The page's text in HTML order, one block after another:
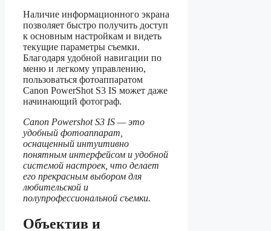
Наличие информационного экрана
позволяет быстро получить доступ
к основным настройкам и видеть
текущие параметры съемки.
Благодаря удобной навигации по
меню и легкому управлению,
пользоваться фотоаппаратом
Canon PowerShot S3 IS может даже
начинающий фотограф.
Canon Powershot S3 IS — это
удобный фотоаппарат,
оснащенный интуитивно
понятным интерфейсом и удобной
системой настроек, что делает
его прекрасным выбором для
любительской и
полупрофессиональной съемки.
Объектив и